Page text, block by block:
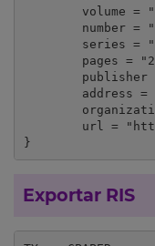
}
Exportar RIS